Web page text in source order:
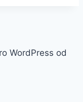
WordPress od